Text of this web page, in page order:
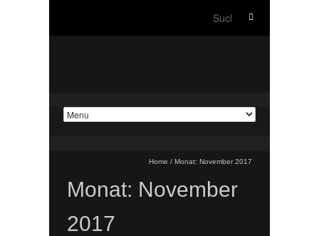
Suche
Home / Monat: November 2017
Monat: November
2017